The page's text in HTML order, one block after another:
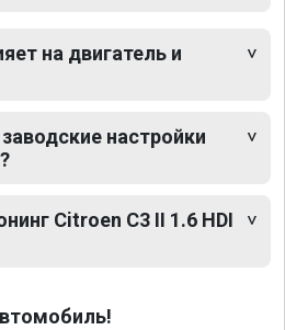
на двигатель и
настройки
Citroen C3 II 1.6 HDI